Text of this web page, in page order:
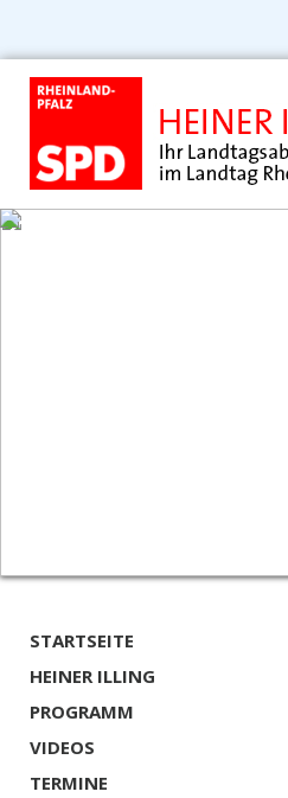
STARTSEITE
HEINER ILLING
PROGRAMM
VIDEOS
TERMINE